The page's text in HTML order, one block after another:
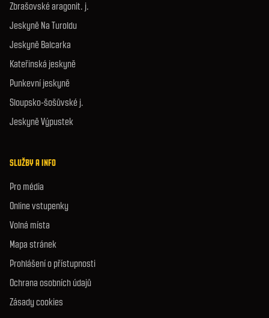
Zbrašovské aragonit. j.
Jeskyně Na Turoldu
Jeskyně Balcarka
Kateřinská jeskyně
Punkevní jeskyně
Sloupsko-šošůvské j.
Jeskyně Výpustek
SLUŽBY A INFO
Pro média
Online vstupenky
Volná místa
Mapa stránek
Prohlášení o přístupnosti
Ochrana osobních údajů
Zásady cookies